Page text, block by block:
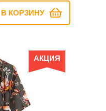
В КОРЗИНУ
АКЦИЯ